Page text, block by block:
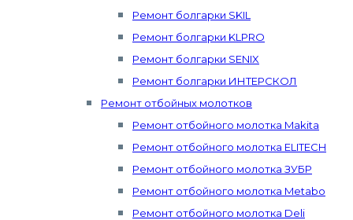
Ремонт болгарки SKIL
Ремонт болгарки KLPRO
Ремонт болгарки SENIX
Ремонт болгарки ИНТЕРСКОЛ
Ремонт отбойных молотков
Ремонт отбойного молотка Makita
Ремонт отбойного молотка ELITECH
Ремонт отбойного молотка ЗУБР
Ремонт отбойного молотка Metabo
Ремонт отбойного молотка Deli